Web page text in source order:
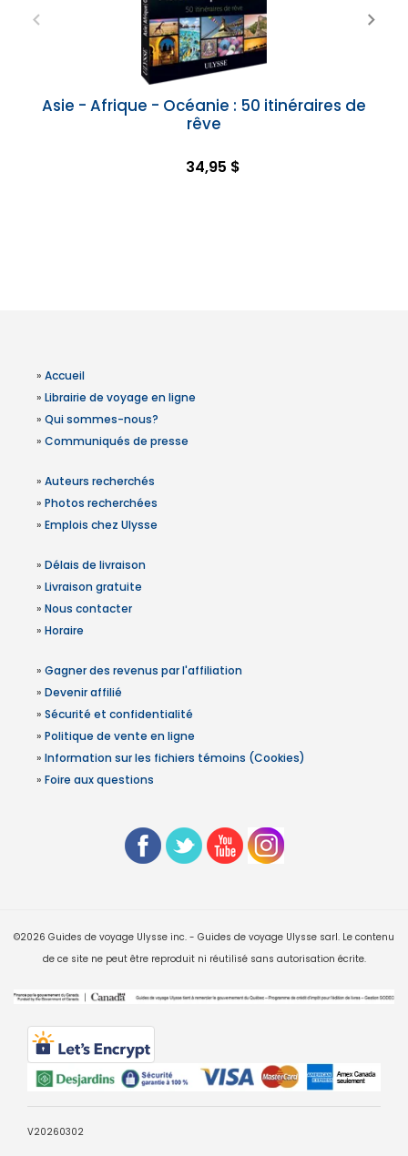
Asie - Afrique - Océanie : 50 itinéraires de
rêve
34,95 $
» Accueil
» Librairie de voyage en ligne
» Qui sommes-nous?
» Communiqués de presse
» Auteurs recherchés
» Photos recherchées
» Emplois chez Ulysse
» Délais de livraison
» Livraison gratuite
» Nous contacter
» Horaire
» Gagner des revenus par l'affiliation
» Devenir affilié
» Sécurité et confidentialité
» Politique de vente en ligne
» Information sur les fichiers témoins (Cookies)
» Foire aux questions
©2026 Guides de voyage Ulysse inc. - Guides de voyage Ulysse sarl. Le contenu
de ce site ne peut être reproduit ni réutilisé sans autorisation écrite.
V20260302